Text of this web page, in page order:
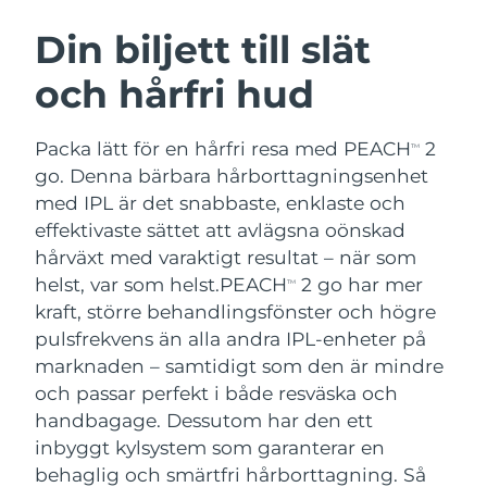
Din biljett till slät
och hårfri hud
Packa lätt för en hårfri resa med PEACHTM
2
go. Denna bärbara hårborttagningsenhet
med IPL är det snabbaste, enklaste och
effektivaste sättet att avlägsna oönskad
hårväxt med varaktigt resultat – när som
helst, var som helst.PEACHTM
2 go har mer
kraft, större behandlingsfönster och högre
pulsfrekvens än alla andra IPL-enheter på
marknaden – samtidigt som den är mindre
och passar perfekt i både resväska och
handbagage. Dessutom har den ett
inbyggt kylsystem som garanterar en
behaglig och smärtfri hårborttagning. Så
LUNA™ 4-paket
Anti-aging massage
LUNA™ 4 Plus
Massage, LED heating
LUNA™ 4 Men
For men, anti-aging massage
BEAR™ 2-paket
Microcurrent toning
BEAR™ 2 go
Microcurrent toning on-the-go
BEAR™ 2 eyes & lips
Microcurrent line smoothing device
Återfuktning
UFO™ 3-paket
Deep facial hydration
UFO™ 3 LED
Near-infrared and red light therapy
device
Munvård
issa™ 4
Hybrid silicone sonic toothbrush
issa™ 4 plus
Smart hybrid silicone sonic toothbrush
FAQ™ ANTI-AGING-BEHANDLING
Anti-aging LED-behandlingar
NEW
Österrike Förväntad leverans
Bahrain Förväntad leverans
Belgien
Bermuda Förväntad leverans 8/17/26
Bosnien och
Hercegovina
Förväntad leverans 8/14/26
Brunei Förväntad leverans8/16/26
Bulgarien Förväntad leverans8/11/26
Kanada Förväntad leverans
Chile Förväntad leverans 8/15/26